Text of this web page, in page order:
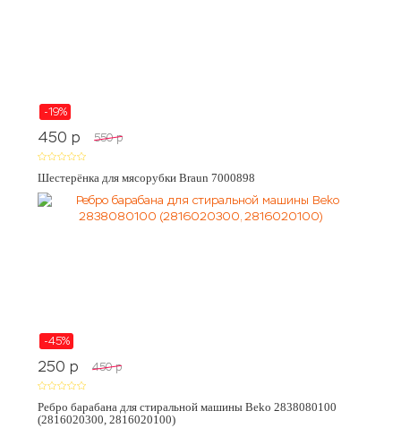
-19%
450 p 550 p
Шестерёнка для мясорубки Braun 7000898
-45%
250 p 450 p
Ребро барабана для стиральной машины Beko 2838080100
(2816020300, 2816020100)